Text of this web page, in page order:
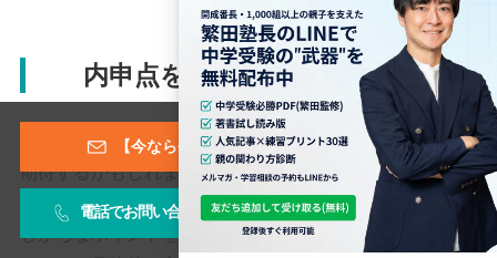
内申点を上げる裏技と注意点
内申点を上げるための「裏技」と聞くと、特別な方法を
期待するかもしれませんが、実際には地道な努力と計画
的な行動が鍵となります。ここでは、一般的には見落と
しがちなポイントを押さえつつ、内申点を効果的に上げ
【今なら登録特典あり！】メールマガジン
電話でお問い合わせ お問い合わせフォーム